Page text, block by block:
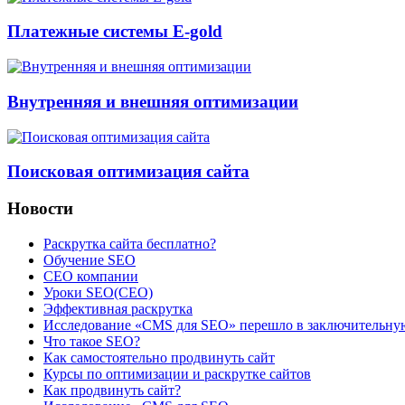
Платежные системы E-gold
Внутренняя и внешняя оптимизации
Поисковая оптимизация сайта
Новости
Раскрутка сайта бесплатно?
Обучение SEO
CEO компании
Уроки SEO(СЕО)
Эффективная раскрутка
Исследование «CMS для SEO» перешло в
Что такое SEO?
Как самостоятельно продвинуть сайт
Курсы по оптимизации и раскрутке сайтов
Как продвинуть сайт?